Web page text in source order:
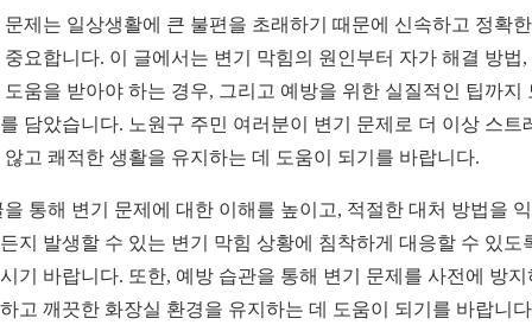
문제는 일상생활에 큰 불편을 초래하기 때문에 신속하고 정확
중요합니다. 이 글에서는 변기 막힘의 원인부터 자가 해결 방법,
도움을 받아야 하는 경우, 그리고 예방을 위한 실질적인 팁까지
담았습니다. 노원구 주민 여러분이 변기 문제로 더 이상 스트
않고 쾌적한 생활을 유지하는 데 도움이 되기를 바랍니다.
을 통해 변기 문제에 대한 이해를 높이고, 적절한 대처 방법을
지 발생할 수 있는 변기 막힘 상황에 침착하게 대응할 수 있도
기 바랍니다. 또한, 예방 습관을 통해 변기 문제를 사전에 방지
고 깨끗한 화장실 환경을 유지하는 데 도움이 되기를 바랍니